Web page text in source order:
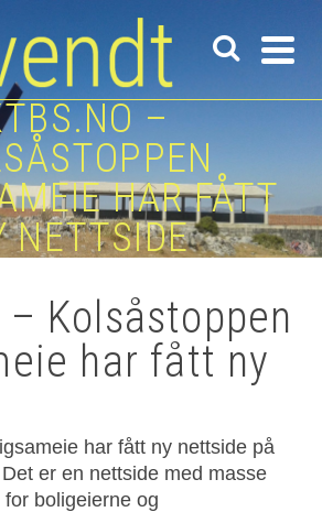
–
HAR FÅTT
NETTSIDE
– Kolsåstoppen
har fått ny
har fått ny nettside på
er en nettside med masse
boligeierne og